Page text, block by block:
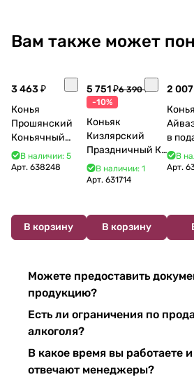
Вам также может
3 463 ₽
Конья
Прошянский
Коньячный
Завод Елочка 7
лет п/у 750 мл
В наличии: 5
Арт. 638248
В корзину
5 751 ₽6 390 ₽
-10%
Коньяк
Кизлярский
Праздничный КС
17 лет с мюзле в
тубе 500 мл
В наличии: 1
Арт. 631714
В корзину
2
в
В
Арт.
Можете предоставить
продукцию?
Есть ли ограничения по
алкоголя?
В какое время вы работаете и
отвечают менеджеры?